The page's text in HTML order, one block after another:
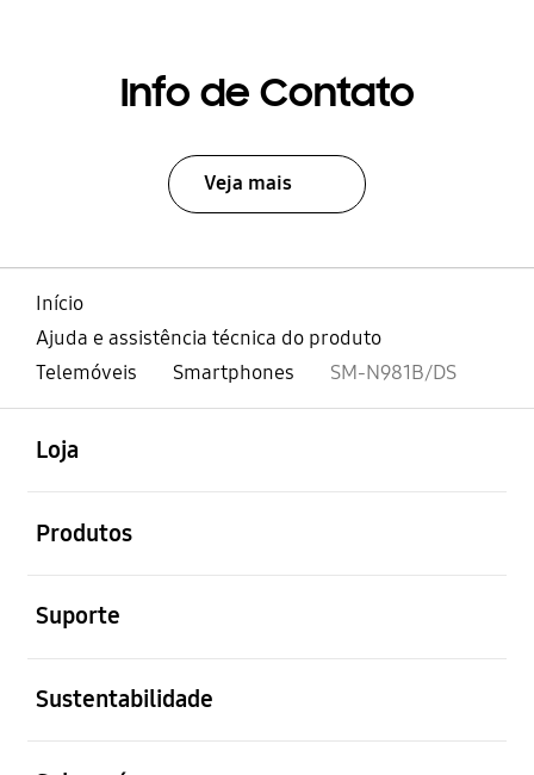
Info de Contato
Veja mais
Início
Ajuda e assistência técnica do produto
Telemóveis
Smartphones SM-N981B/DS
Loja
Produtos
Suporte
Sustentabilidade